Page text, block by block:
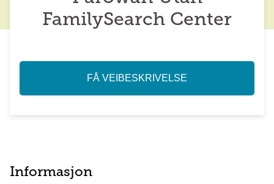
FamilySearch Center
FÅ VEIBESKRIVELSE
Informasjon